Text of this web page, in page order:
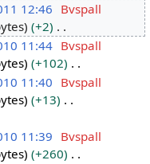
12:46 Bvspall
+2
11:44 Bvspall
+102
11:40
Bvspall
+13
11:39
Bvspall
+260